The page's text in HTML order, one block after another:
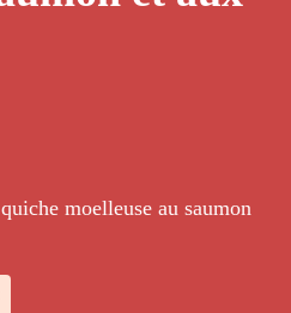
moelleuse au saumon